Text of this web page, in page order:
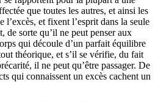
que toutes les autres, et ainsi les
et fixent l’esprit dans la seule
de sorte qu’il ne peut penser aux
qui découle d’un parfait équilibre
théorique, et s’il se vérifie, du fait
il ne peut qu’être passager. De
qui connaissent un excès cachent un